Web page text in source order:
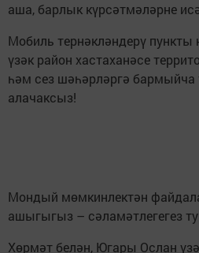
аша, барлык күрсәтмәләрне
Мобиль тернәкләндерү пункты
үзәк район хастаханәсе
һәм сез шәһәрләргә бармыйча
алачаксыз!
Мондый мөмкинлектән
ашыгыгыз – сәламәтлегегез
Хөрмәт белән, Югары Ослан